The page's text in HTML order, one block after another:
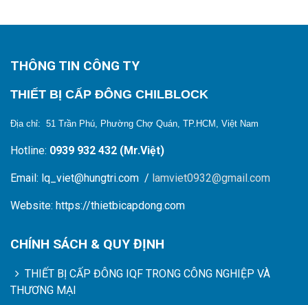
THÔNG TIN CÔNG TY
THIẾT BỊ CẤP ĐÔNG CHILBLOCK
Địa chỉ: 51 Trần Phú, Phường Chợ Quán, TP.HCM, Việt Nam
Hotline: 0939 932 432 (Mr.Việt)
Email: lq_viet@hungtri.com / lamviet0932@gmail.com
Website: https://thietbicapdong.com
CHÍNH SÁCH & QUY ĐỊNH
THIẾT BỊ CẤP ĐÔNG IQF TRONG CÔNG NGHIỆP VÀ
THƯƠNG MẠI